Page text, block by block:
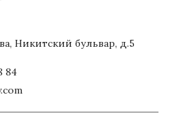
Никитский бульвар, д.5
84